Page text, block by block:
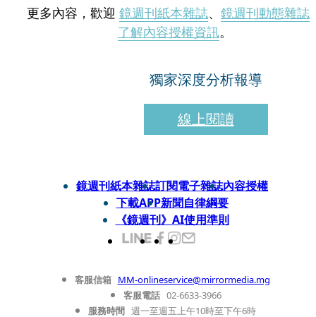
更多內容，歡迎 鏡週刊紙本雜誌、 鏡週刊動態雜誌
了解內容授權資訊。
獨家深度分析報導
線上閱讀
鏡週刊紙本雜誌訂閱電子雜誌內容授權
下載APP新聞自律綱要
《鏡週刊》AI使用準則
客服信箱 MM-onlineservice@mirrormedia.mg
客服電話 02-6633-3966
服務時間 週一至週五上午10時至下午6時